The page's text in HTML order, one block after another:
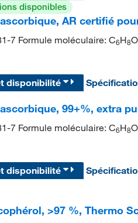
disponibles
AR certifié
7 Formule moléculaire: C6H8O
disponibilité
99+%, extra
7 Formule moléculaire: C6H8O
disponibilité
>97 %, Thermo